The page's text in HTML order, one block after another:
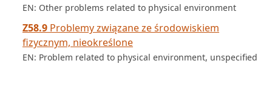
EN: Other problems related to physical environment
Z58.9 Problemy związane ze środowiskiem
fizycznym, nieokreślone
EN: Problem related to physical environment, unspecified